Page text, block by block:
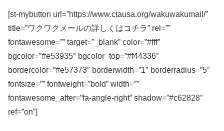
[st-mybutton url=”https://www.ctausa.org/wakuwakumail/”
title=”ワクワクメールの詳しくはコチラ” rel=””
fontawesome=”” target=”_blank” color=”#fff”
bgcolor=”#e53935″ bgcolor_top=”#f44336″
bordercolor=”#e57373″ borderwidth=”1″ borderradius=”5″
fontsize=”” fontweight=”bold” width=””
fontawesome_after=”fa-angle-right” shadow=”#c62828″
ref=”on”]